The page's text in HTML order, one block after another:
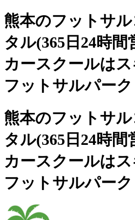
熊本のフットサ
タル(365日24時間
カースクールは
フットサルパーク
熊本のフットサ
タル(365日24時間
カースクールは
フットサルパーク